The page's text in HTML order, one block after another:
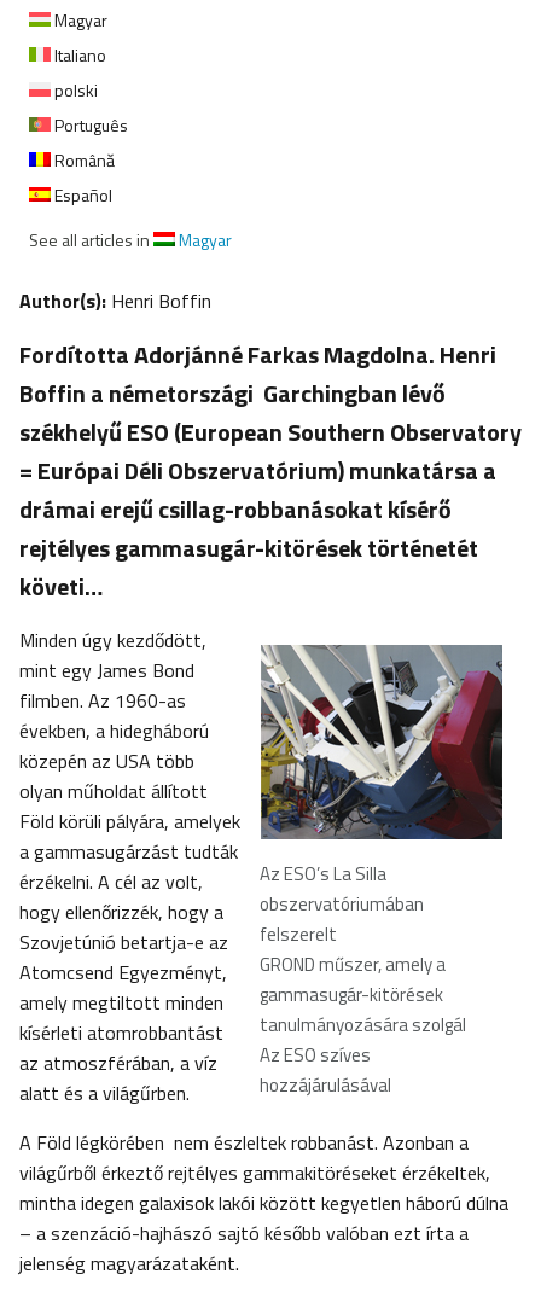
Magyar
Italiano
polski
Português
Română
Español
See all articles in
Magyar
Author(s): Henri Boffin
Fordította Adorjánné Farkas Magdolna. Henri
Boffin a németországi Garchingban lévő
székhelyű ESO (European Southern Observatory
= Európai Déli Obszervatórium) munkatársa a
drámai erejű csillag-robbanásokat kísérő
rejtélyes gammasugár-kitörések történetét
követi…
Az ESO’s La Silla
obszervatóriumában
felszerelt
GROND műszer, amely a
gammasugár-kitörések
tanulmányozására szolgál
Az ESO szíves
hozzájárulásával
Minden úgy kezdődött,
mint egy James Bond
filmben. Az 1960-as
években, a hidegháború
közepén az USA több
olyan műholdat állított
Föld körüli pályára, amelyek
a gammasugárzást tudták
érzékelni. A cél az volt,
hogy ellenőrizzék, hogy a
Szovjetúnió betartja-e az
Atomcsend Egyezményt,
amely megtiltott minden
kísérleti atomrobbantást
az atmoszférában, a víz
alatt és a világűrben.
A Föld légkörében nem észleltek robbanást. Azonban a
világűrből érkeztő rejtélyes gammakitöréseket érzékeltek,
mintha idegen galaxisok lakói között kegyetlen háború dúlna
– a szenzáció-hajhászó sajtó később valóban ezt írta a
jelenség magyarázataként.